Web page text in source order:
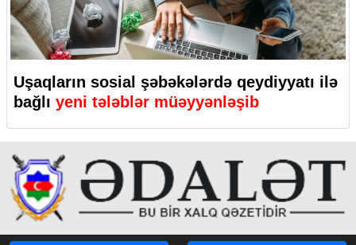
Uşaqların sosial şəbəkələrdə qeydiyyatı ilə
bağlı yeni tələblər müəyyənləşib